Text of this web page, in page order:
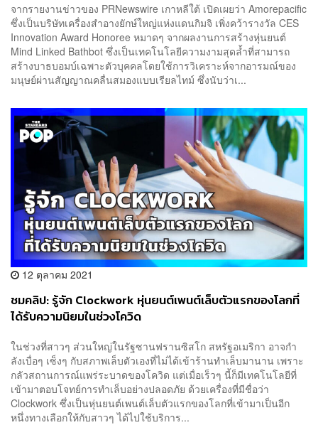
จากรายงานข่าวของ PRNewswire เกาหลีใต้ เปิดเผยว่า Amorepacific
ซึ่งเป็นบริษัทเครื่องสำอางยักษ์ใหญ่แห่งแดนกิมจิ เพิ่งคว้ารางวัล CES
Innovation Award Honoree หมาดๆ จากผลงานการสร้างหุ่นยนต์
Mind Linked Bathbot ซึ่งเป็นเทคโนโลยีความงามสุดล้ำที่สามารถ
สร้างบาธบอมบ์เฉพาะตัวบุคคลโดยใช้การวิเคราะห์จากอารมณ์ของ
มนุษย์ผ่านสัญญาณคลื่นสมองแบบเรียลไทม์ ซึ่งนับว่าเ...
12 ตุลาคม 2021
ชมคลิป: รู้จัก Clockwork หุ่นยนต์เพนต์เล็บตัวแรกของโลกที่
ได้รับความนิยมในช่วงโควิด
ในช่วงที่สาวๆ ส่วนใหญ่ในรัฐซานฟรานซิสโก สหรัฐอเมริกา อาจกำ
ลังเบื่อๆ เซ็งๆ กับสภาพเล็บตัวเองที่ไม่ได้เข้าร้านทำเล็บมานาน เพราะ
กลัวสถานการณ์แพร่ระบาดของโควิด แต่เมื่อเร็วๆ นี้ก็มีเทคโนโลยีที่
เข้ามาตอบโจทย์การทำเล็บอย่างปลอดภัย ด้วยเครื่องที่มีชื่อว่า
Clockwork ซึ่งเป็นหุ่นยนต์เพนต์เล็บตัวแรกของโลกที่เข้ามาเป็นอีก
หนึ่งทางเลือกให้กับสาวๆ ได้ไปใช้บริการ...